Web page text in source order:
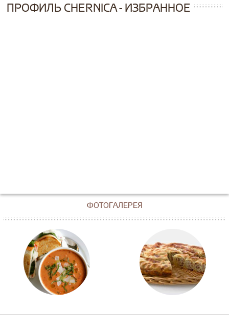
ПРОФИЛЬ CHERNICA - ИЗБРАННОЕ
ФОТОГАЛЕРЕЯ